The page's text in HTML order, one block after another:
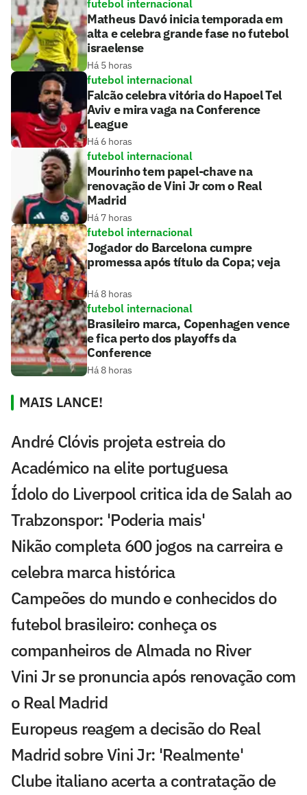
futebol internacional
Matheus Davó inicia temporada em
alta e celebra grande fase no futebol
israelense
Há 5 horas
futebol internacional
Falcão celebra vitória do Hapoel Tel
Aviv e mira vaga na Conference
League
Há 6 horas
futebol internacional
Mourinho tem papel-chave na
renovação de Vini Jr com o Real
Madrid
Há 7 horas
futebol internacional
Jogador do Barcelona cumpre
promessa após título da Copa; veja
Há 8 horas
futebol internacional
Brasileiro marca, Copenhagen vence
e fica perto dos playoffs da
Conference
Há 8 horas
MAIS LANCE!
André Clóvis projeta estreia do
Académico na elite portuguesa
Ídolo do Liverpool critica ida de Salah ao
Trabzonspor: 'Poderia mais'
Nikão completa 600 jogos na carreira e
celebra marca histórica
Campeões do mundo e conhecidos do
futebol brasileiro: conheça os
companheiros de Almada no River
Vini Jr se pronuncia após renovação com
o Real Madrid
Europeus reagem a decisão do Real
Madrid sobre Vini Jr: 'Realmente'
Clube italiano acerta a contratação de